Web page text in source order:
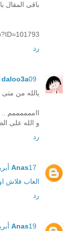
باقى المقال
رد
daloo3a09 أبريل, 2014 13:19
يالله من متى
ااممممممم
و الله على
رد
Anas17 أبريل, 2014 16:52
العاب فلاش
رد
Anas19 أبريل, 2014 16:11